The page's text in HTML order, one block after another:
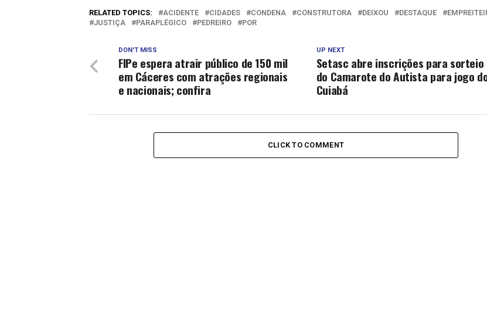
RELATED TOPICS: ACIDENTE CIDADES CONDENA CONSTRUTORA DEIXOU DESTAQUE
JUSTIÇA
PARAPLÉGICO PEDREIRO POR
UP NEXT
Setasc abre inscrições para sorteio
do Camarote do Autista para jogo
Cuiabá
DON'T MISS
FIPe espera atrair público de 150 mil
em Cáceres com atrações regionais
e nacionais; confira
CLICK TO COMMENT